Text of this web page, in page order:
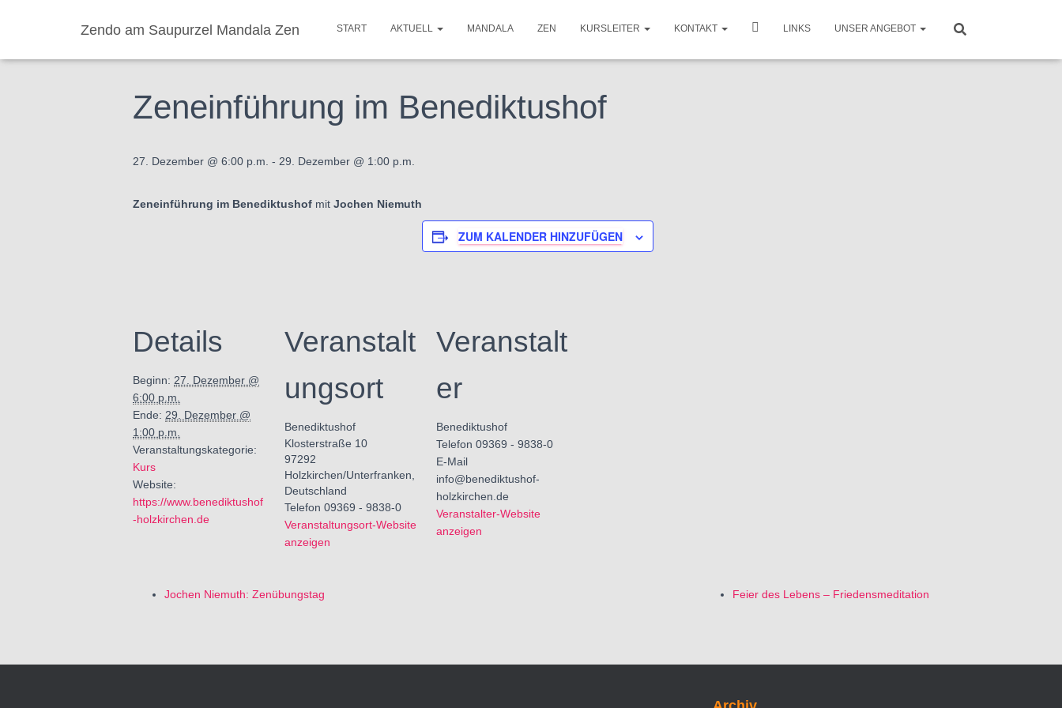
Zendo am Saupurzel Mandala Zen START AKTUELL MANDALA ZEN KURSLEITER KONTAKT LINKS UNSER ANGEBOT
« Alle Veranstaltungen
Zeneinführung im Benediktushof
27. Dezember @ 6:00 p.m. - 29. Dezember @ 1:00 p.m.
Zeneinführung im Benediktushof mit Jochen Niemuth
ZUM KALENDER HINZUFÜGEN
Details
Beginn: 27. Dezember @
6:00 p.m.
Ende: 29. Dezember @
1:00 p.m.
Veranstaltungskategorie:
Kurs
Website:
https://www.benediktushof
-holzkirchen.de
Veranstalt
ungsort
Benediktushof
Klosterstraße 10
97292
Holzkirchen/Unterfranken
Deutschland
Telefon 09369 - 9838-0
Veranstaltungsort-Website
anzeigen
Veranstalt
er
Benediktushof
Telefon 09369 - 9838-0
E-Mail
info@benediktushof-
holzkirchen.de
Veranstalter-Website
anzeigen
Jochen Niemuth: Zenübungstag Feier des Lebens – Friedensmeditation